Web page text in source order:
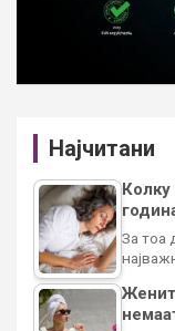
Најчитани
За тоа